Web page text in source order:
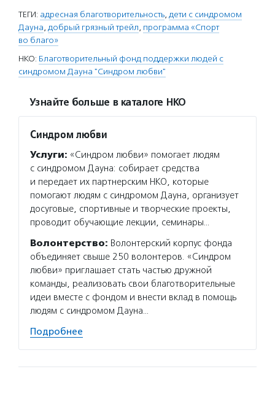
ТЕГИ: адресная благотворительность, дети с синдромом
Дауна, добрый грязный трейл, программа «Спорт
во благо»
НКО: Благотворительный фонд поддержки людей с
синдромом Дауна "Синдром любви"
Узнайте больше в каталоге НКО
Синдром любви
Услуги: «Синдром любви» помогает людям
с синдромом Дауна: собирает средства
и передает их партнерским НКО, которые
помогают людям с синдромом Дауна, организует
досуговые, спортивные и творческие проекты,
проводит обучающие лекции, семинары…
Волонтерство: Волонтерский корпус фонда
объединяет свыше 250 волонтеров. «Синдром
любви» приглашает стать частью дружной
команды, реализовать свои благотворительные
идеи вместе с фондом и внести вклад в помощь
людям с синдромом Дауна…
Подробнее